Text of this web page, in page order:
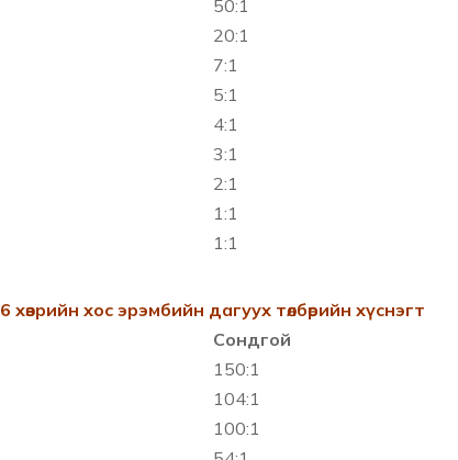
50:1
20:1
7:1
5:1
4:1
3:1
2:1
1:1
1:1
6 хөзрийн хос эрэмбийн дагуух төлбөрийн хүснэгт
Сондгой
150:1
104:1
100:1